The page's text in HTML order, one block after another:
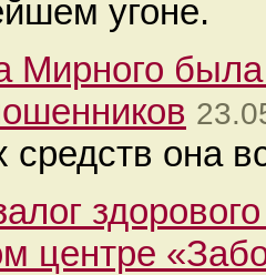
угоне.
Мирного была
средств она
центре